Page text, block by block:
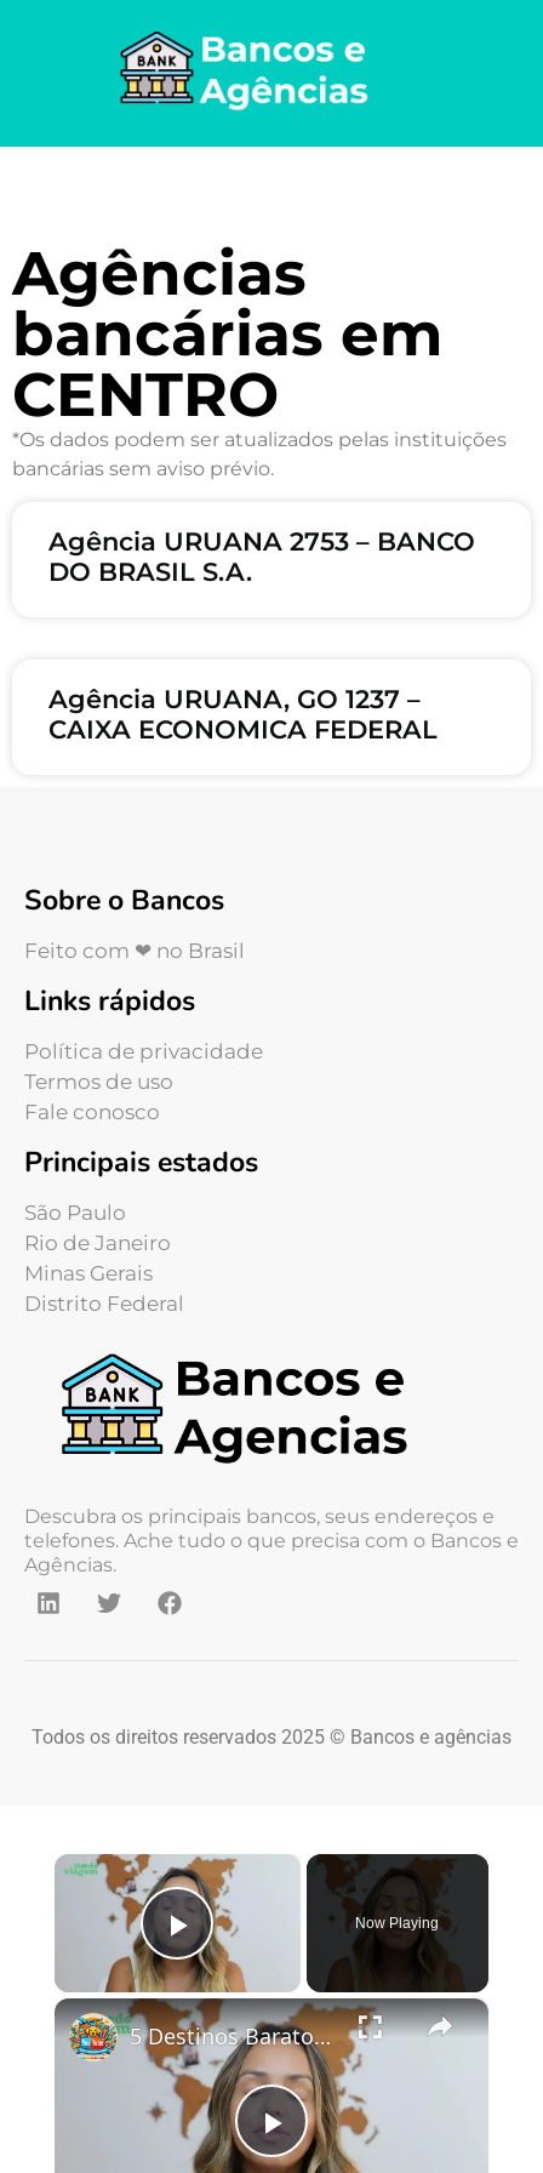
Agências
bancárias em
CENTRO
*Os dados podem ser atualizados pelas instituições
bancárias sem aviso prévio.
Agência URUANA 2753 – BANCO
DO BRASIL S.A.
Agência URUANA, GO 1237 –
CAIXA ECONOMICA FEDERAL
Sobre o Bancos
Feito com ❤ no Brasil
Links rápidos
Política de privacidade
Termos de uso
Fale conosco
Principais estados
São Paulo
Rio de Janeiro
Minas Gerais
Distrito Federal
Descubra os principais bancos, seus endereços e
telefones. Ache tudo o que precisa com o Bancos e
Agências.
Todos os direitos reservados 2025 © Bancos e agências
×
Play Video
Now Playing
×
Play Video
5 Destinos Baratos no Brasil Para Conhecer e Amar! 🇧🇷✨